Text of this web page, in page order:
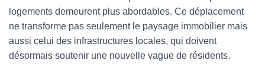
logements demeurent plus abordables. Ce déplacement
ne transforme pas seulement le paysage immobilier mais
aussi celui des infrastructures locales, qui doivent
désormais soutenir une nouvelle vague de résidents.